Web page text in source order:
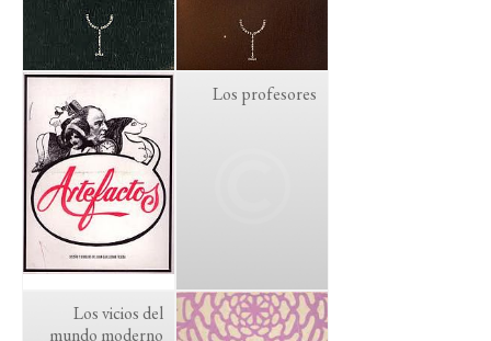
Los profesores
Los vicios del
mundo moderno